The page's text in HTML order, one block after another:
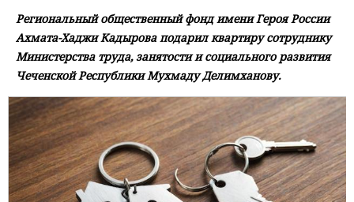
Региональный общественный фонд имени Героя России
Ахмата-Хаджи Кадырова подарил квартиру сотруднику
Министерства труда, занятости и социального развития
Чеченской Республики Мухмаду Делимханову.